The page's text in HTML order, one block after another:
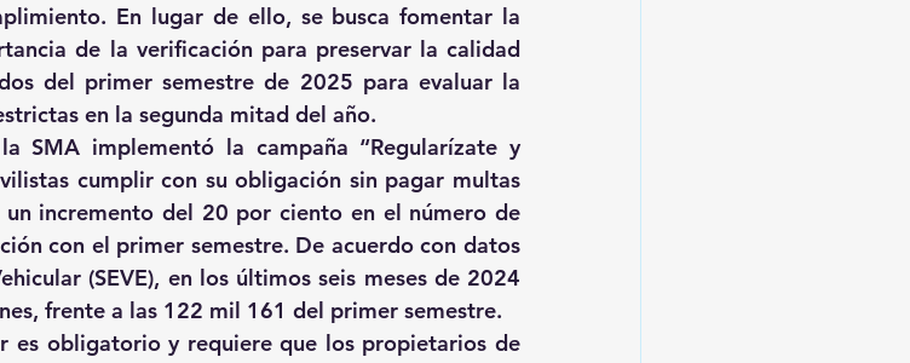
En lugar de ello, se busca fomentar la
de la verificación para preservar la calidad
del primer semestre de 2025 para evaluar la
en la segunda mitad del año.
SMA implementó la campaña “Regularízate y
cumplir con su obligación sin pagar multas
incremento del 20 por ciento en el número de
con el primer semestre. De acuerdo con datos
(SEVE), en los últimos seis meses de 2024
frente a las 122 mil 161 del primer semestre.
es obligatorio y requiere que los propietarios de